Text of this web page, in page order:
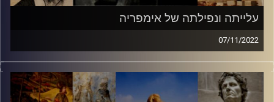
עלייתה ונפילתה של אימפריה
07/11/2022
היום לפני 105 שנים, התרחשה ברוסיה ״מהפכת אוקטובר״
שסימלה את סוף שלטונו של הצאר והקמתה של המדינה
הקומוניסטית הראשונה – ברית המועצות. בפרק זה פרופסור